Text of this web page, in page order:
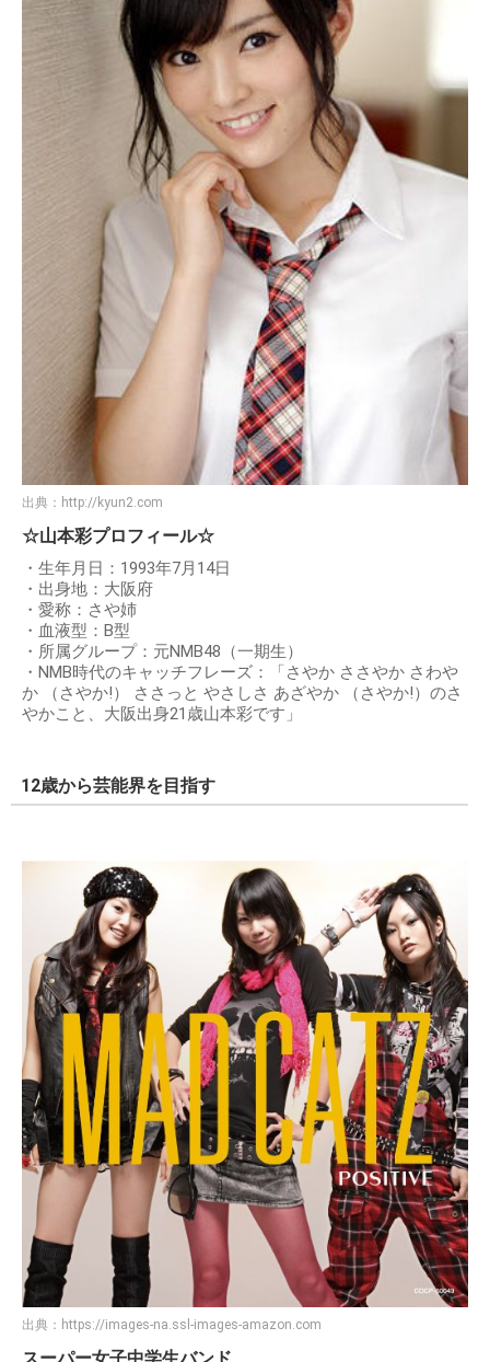
出典： http://kyun2.com
☆山本彩プロフィール☆
・生年月日：1993年7月14日
・出身地：大阪府
・愛称：さや姉
・血液型：B型
・所属グループ：元NMB48（一期生）
・NMB時代のキャッチフレーズ：「さやか ささやか さわや
か （さやか!） ささっと やさしさ あざやか （さやか!）のさ
やかこと、大阪出身21歳山本彩です」
12歳から芸能界を目指す
出典： https://images-na.ssl-images-amazon.com